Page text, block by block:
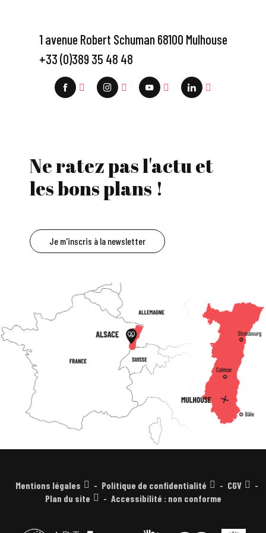
1 avenue Robert Schuman 68100 Mulhouse
+33 (0)389 35 48 48
Ne ratez pas l'actu et
les bons plans !
Je m'inscris à la newsletter
Mentions légales Politique de confidentialité
CGV
Plan du site
Accessibilité : non conforme